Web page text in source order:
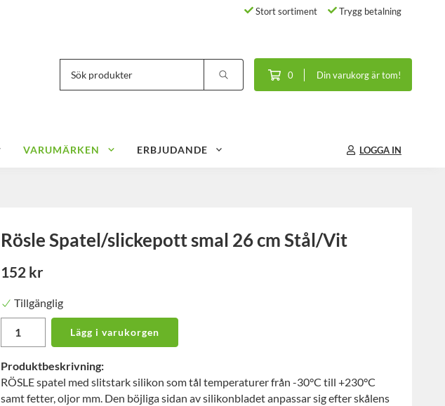
Stort sortiment Trygg betalning
0 Din varukorg är tom!
VARUMÄRKEN ERBJUDANDE LOGGA IN
Rösle Spatel/slickepott smal 26 cm Stål/Vit
152 kr
Tillgänglig
Lägg i varukorgen
Produktbeskrivning:
RÖSLE spatel med slitstark silikon som tål temperaturer från -30°C till +230°C
samt fetter, oljor mm. Den böjliga sidan av silikonbladet anpassar sig efter skålens